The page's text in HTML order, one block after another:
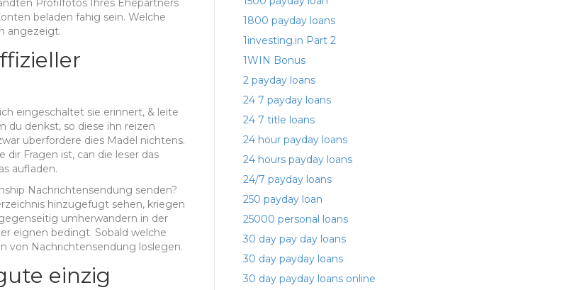
Profilfotos Ihres Ehepartners
beladen fahig sein. Welche
angezeigt.
eingeschaltet sie erinnert, & leite
du denkst, so diese ihn reizen
uberfordere dies Madel nichtens.
Fragen ist, can die leser das
aufladen.
Nachrichtensendung senden?
hinzugefugt sehen, kriegen
umherwandern in der
eignen bedingt. Sobald welche
von Nachrichtensendung loslegen.
einzig
1800 payday loans
1investing.in Part 2
1WIN Bonus
2 payday loans
24 7 payday loans
24 7 title loans
24 hour payday loans
24 hours payday loans
24/7 payday loans
250 payday loan
25000 personal loans
30 day pay day loans
30 day payday loans
30 day payday loans online